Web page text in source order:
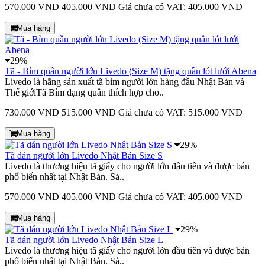
570.000 VND 405.000 VND Giá chưa có VAT: 405.000 VND
Mua hàng
29%
Tã - Bỉm quần người lớn Livedo (Size M) tặng quần lót lưới Abena
Livedo là hãng sản xuất tã bỉm người lớn hàng đầu Nhật Bản và
Thế giớiTã Bỉm dạng quần thích hợp cho..
730.000 VND 515.000 VND Giá chưa có VAT: 515.000 VND
Mua hàng
29%
Tã dán người lớn Livedo Nhật Bản Size S
Livedo là thương hiệu tã giấy cho người lớn đầu tiên và được bán
phổ biến nhất tại Nhật Bản. Sả..
570.000 VND 405.000 VND Giá chưa có VAT: 405.000 VND
Mua hàng
29%
Tã dán người lớn Livedo Nhật Bản Size L
Livedo là thương hiệu tã giấy cho người lớn đầu tiên và được bán
phổ biến nhất tại Nhật Bản. Sả..